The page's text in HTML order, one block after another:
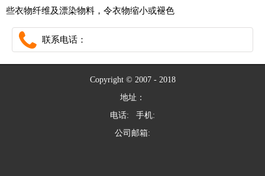
些衣物纤维及漂染物料，令衣物缩小或褪色
联系电话：
Copyright © 2007 - 2018
地址：
电话: 手机:
公司邮箱: